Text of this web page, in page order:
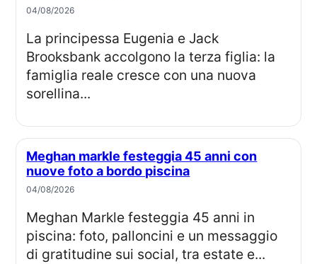
04/08/2026
La principessa Eugenia e Jack
Brooksbank accolgono la terza figlia: la
famiglia reale cresce con una nuova
sorellina...
Meghan markle festeggia 45 anni con
nuove foto a bordo piscina
04/08/2026
Meghan Markle festeggia 45 anni in
piscina: foto, palloncini e un messaggio
di gratitudine sui social, tra estate e...